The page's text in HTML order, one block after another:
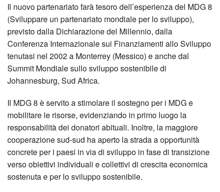
Il nuovo partenariato farà tesoro dell’esperienza del MDG 8
(Sviluppare un partenariato mondiale per lo sviluppo),
previsto dalla Dichiarazione del Millennio, dalla
Conferenza Internazionale sui Finanziamenti allo Sviluppo
tenutasi nel 2002 a Monterrey (Messico) e anche dal
Summit Mondiale sullo sviluppo sostenibile di
Johannesburg, Sud Africa.
Il MDG 8 è servito a stimolare il sostegno per i MDG e
mobilitare le risorse, evidenziando in primo luogo la
responsabilità dei donatori abituali. Inoltre, la maggiore
cooperazione sud-sud ha aperto la strada a opportunità
concrete per i paesi in via di sviluppo in fase di transizione
verso obiettivi individuali e collettivi di crescita economica
sostenuta e per lo sviluppo sostenibile.